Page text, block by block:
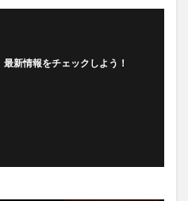
最新情報をチェックしよう！